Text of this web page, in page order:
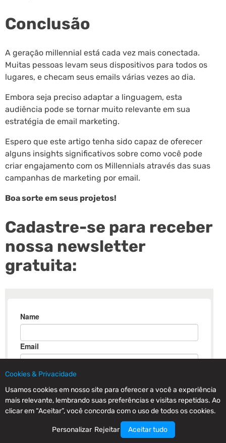
Conclusão
A geração millennial está cada vez mais conectada.
Muitas pessoas levam seus dispositivos para todos os
lugares, e checam seus emails várias vezes ao dia.
Embora seja preciso adaptar a linguagem, esta
audiência pode se tornar muito relevante em sua
estratégia de email marketing.
Espero que este artigo tenha sido capaz de oferecer
alguns insights significativos sobre como você pode
criar engajamento com os Millennials através das suas
campanhas de marketing por email.
Boa sorte em seus projetos!
Cadastre-se para receber
nossa newsletter
gratuita:
Cookies & Privacidade
Usamos cookies em nosso site para oferecer a você a experiência
mais relevante, lembrando suas preferências e visitas repetidas. Ao
clicar em “Aceitar”, você concorda com o uso de todos os cookies.
Personalizar Rejeitar Aceitar tudo